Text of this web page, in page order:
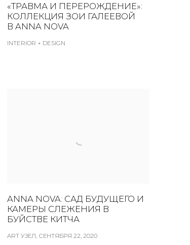
«ТРАВМА И ПЕРЕРОЖДЕНИЕ»:
КОЛЛЕКЦИЯ ЗОИ ГАЛЕЕВОЙ
В ANNA NOVA
INTERIOR + DESIGN
ANNA NOVA: САД БУДУЩЕГО И
КАМЕРЫ СЛЕЖЕНИЯ В
БУЙСТВЕ КИТЧА
ART УЗЕЛ, СЕНТЯБРЯ 22, 2020